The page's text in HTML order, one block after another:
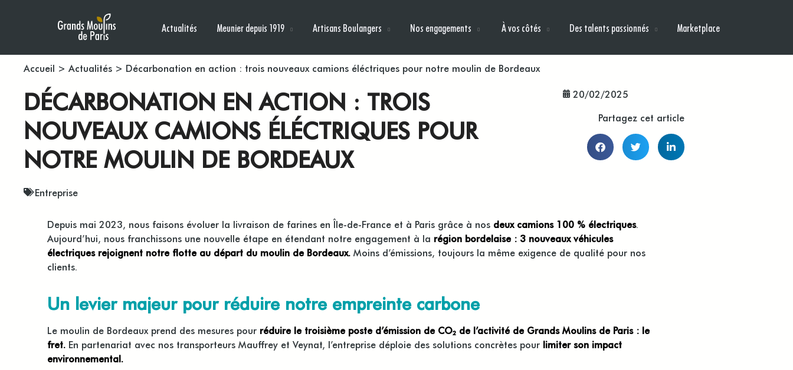
Actualités Meunier depuis 1919 Artisans Boulangers Nos engagements À vos côtés Des talents passionnés Marketplace
Accueil > Actualités > Décarbonation en action : trois nouveaux camions éléctriques pour notre moulin de Bordeaux
DÉCARBONATION EN ACTION : TROIS
NOUVEAUX CAMIONS ÉLÉCTRIQUES POUR
NOTRE MOULIN DE BORDEAUX
Entreprise
20/02/2025
Partagez cet article
Depuis mai 2023, nous faisons évoluer la livraison de farines en Île-de-France et à Paris grâce à nos deux camions 100 % électriques.
Aujourd’hui, nous franchissons une nouvelle étape en étendant notre engagement à la région bordelaise : 3 nouveaux véhicules
électriques rejoignent notre flotte au départ du moulin de Bordeaux. Moins d’émissions, toujours la même exigence de qualité pour nos
clients.
Un levier majeur pour réduire notre empreinte carbone
Le moulin de Bordeaux prend des mesures pour réduire le troisième poste d’émission de CO₂ de l’activité de Grands Moulins de Paris : le
fret. En partenariat avec nos transporteurs Mauffrey et Veynat, l’entreprise déploie des solutions concrètes pour limiter son impact
environnemental.